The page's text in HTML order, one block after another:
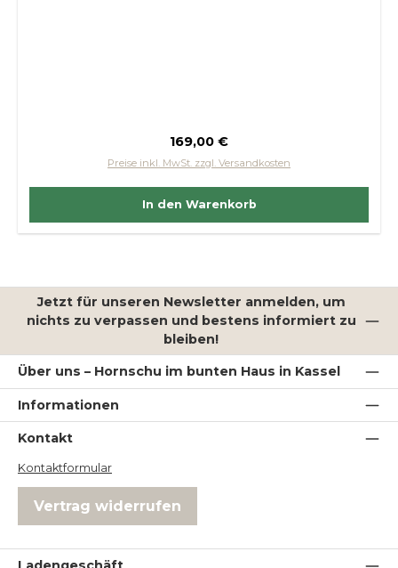
Regulärer Preis:
169,00 €
Preise inkl. MwSt. zzgl. Versandkosten
In den Warenkorb
Jetzt für unseren Newsletter anmelden, um
nichts zu verpassen und bestens informiert zu
bleiben!
Über uns – Hornschu im bunten Haus in Kassel
Informationen
Kontakt
Kontaktformular
Vertrag widerrufen